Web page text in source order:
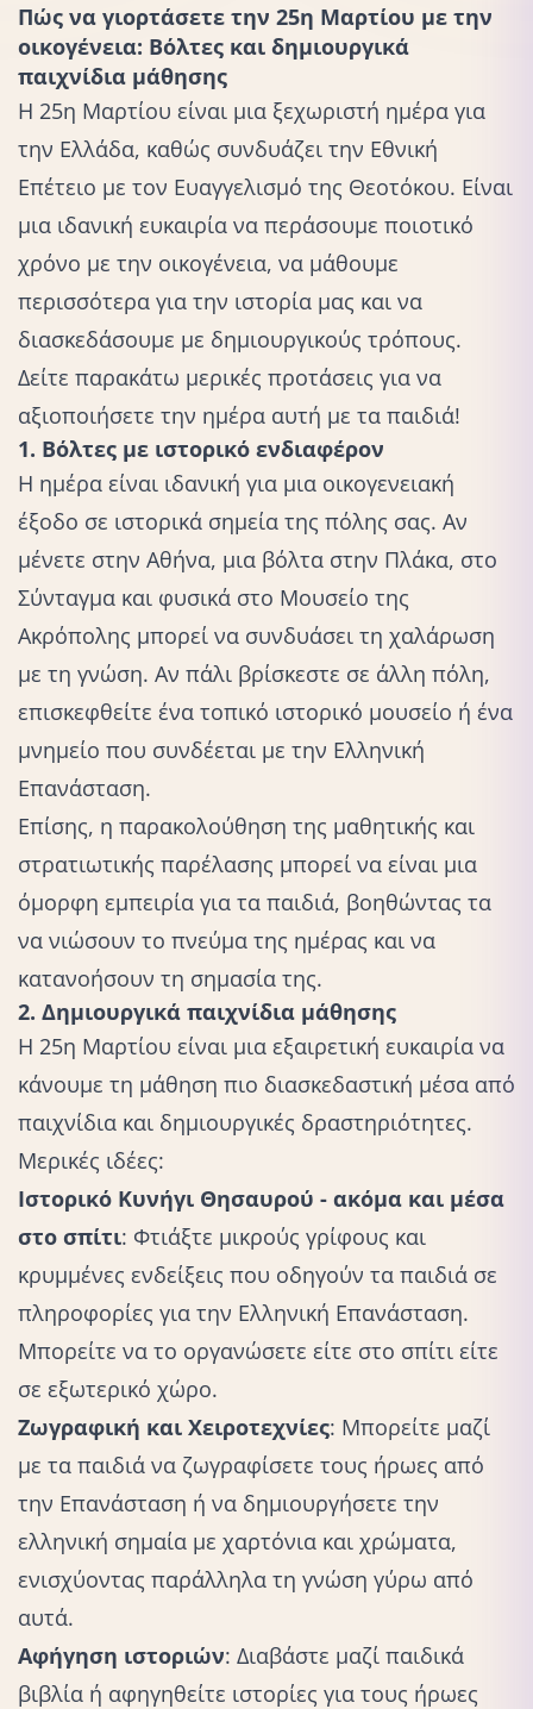
Πώς να γιορτάσετε την 25η Μαρτίου με την
οικογένεια: Βόλτες και δημιουργικά
παιχνίδια μάθησης
Η 25η Μαρτίου είναι μια ξεχωριστή ημέρα για
την Ελλάδα, καθώς συνδυάζει την Εθνική
Επέτειο με τον Ευαγγελισμό της Θεοτόκου. Είναι
μια ιδανική ευκαιρία να περάσουμε ποιοτικό
χρόνο με την οικογένεια, να μάθουμε
περισσότερα για την ιστορία μας και να
διασκεδάσουμε με δημιουργικούς τρόπους.
Δείτε παρακάτω μερικές προτάσεις για να
αξιοποιήσετε την ημέρα αυτή με τα παιδιά!
1. Βόλτες με ιστορικό ενδιαφέρον
Η ημέρα είναι ιδανική για μια οικογενειακή
έξοδο σε ιστορικά σημεία της πόλης σας. Αν
μένετε στην Αθήνα, μια βόλτα στην Πλάκα, στο
Σύνταγμα και φυσικά στο Μουσείο της
Ακρόπολης μπορεί να συνδυάσει τη χαλάρωση
με τη γνώση. Αν πάλι βρίσκεστε σε άλλη πόλη,
επισκεφθείτε ένα τοπικό ιστορικό μουσείο ή ένα
μνημείο που συνδέεται με την Ελληνική
Επανάσταση.
Επίσης, η παρακολούθηση της μαθητικής και
στρατιωτικής παρέλασης μπορεί να είναι μια
όμορφη εμπειρία για τα παιδιά, βοηθώντας τα
να νιώσουν το πνεύμα της ημέρας και να
κατανοήσουν τη σημασία της.
2. Δημιουργικά παιχνίδια μάθησης
Η 25η Μαρτίου είναι μια εξαιρετική ευκαιρία να
κάνουμε τη μάθηση πιο διασκεδαστική μέσα από
παιχνίδια και δημιουργικές δραστηριότητες.
Μερικές ιδέες:
Ιστορικό Κυνήγι Θησαυρού - ακόμα και μέσα
στο σπίτι: Φτιάξτε μικρούς γρίφους και
κρυμμένες ενδείξεις που οδηγούν τα παιδιά σε
πληροφορίες για την Ελληνική Επανάσταση.
Μπορείτε να το οργανώσετε είτε στο σπίτι είτε
σε εξωτερικό χώρο.
Ζωγραφική και Χειροτεχνίες: Μπορείτε μαζί
με τα παιδιά να ζωγραφίσετε τους ήρωες από
την Επανάσταση ή να δημιουργήσετε την
ελληνική σημαία με χαρτόνια και χρώματα,
ενισχύοντας παράλληλα τη γνώση γύρω από
αυτά.
Αφήγηση ιστοριών: Διαβάστε μαζί παιδικά
βιβλία ή αφηγηθείτε ιστορίες για τους ήρωες